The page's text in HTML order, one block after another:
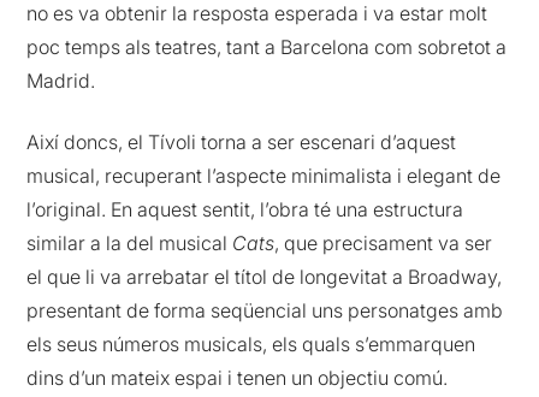
no es va obtenir la resposta esperada i va estar molt
poc temps als teatres, tant a Barcelona com sobretot a
Madrid.
Així doncs, el Tívoli torna a ser escenari d’aquest
musical, recuperant l’aspecte minimalista i elegant de
l’original. En aquest sentit, l’obra té una estructura
similar a la del musical Cats, que precisament va ser
el que li va arrebatar el títol de longevitat a Broadway,
presentant de forma seqüencial uns personatges amb
els seus números musicals, els quals s’emmarquen
dins d’un mateix espai i tenen un objectiu comú.